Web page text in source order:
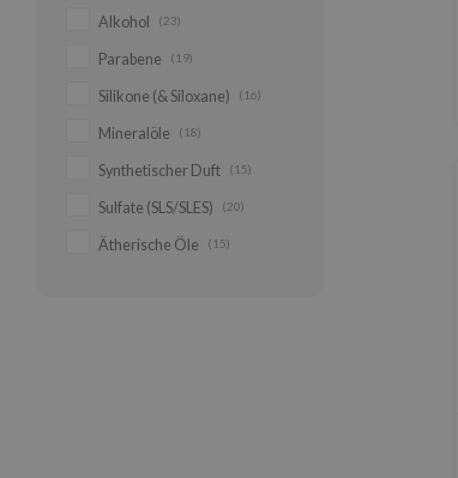
Alkohol (23)
Parabene (19)
Silikone (& Siloxane) (16)
Mineralöle (18)
Synthetischer Duft (15)
Sulfate (SLS/SLES) (20)
Ätherische Öle (15)